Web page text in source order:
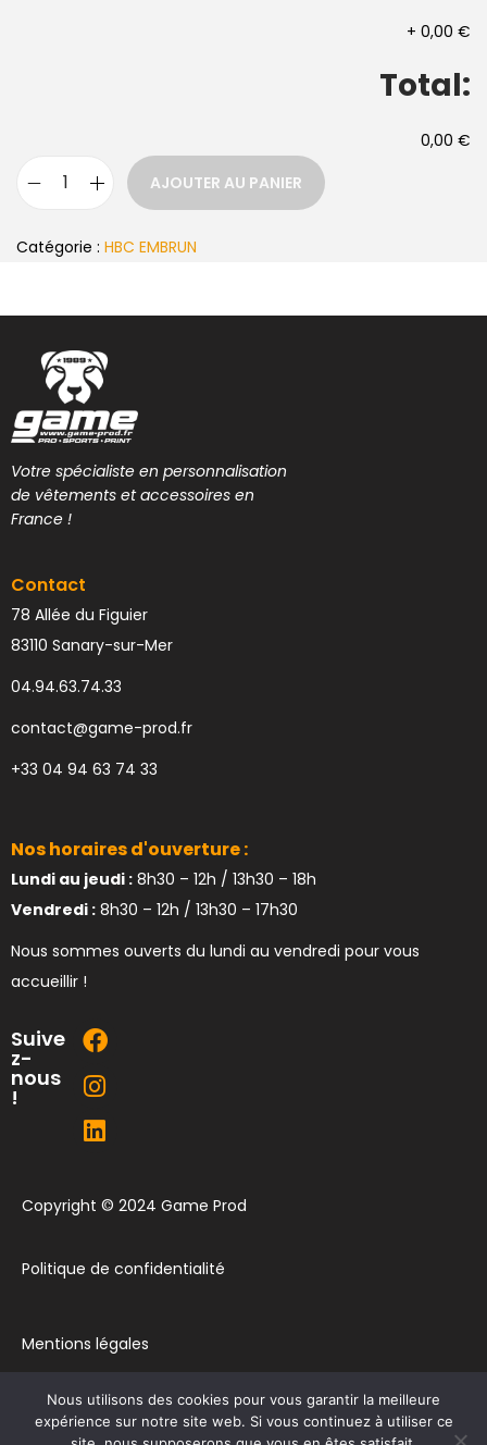
+ 0,00 €
Total:
0,00 €
AJOUTER AU PANIER
Catégorie : HBC EMBRUN
Votre spécialiste en personnalisation
de vêtements et accessoires en
France !
Contact
78 Allée du Figuier
83110 Sanary-sur-Mer
04.94.63.74.33
contact@game-prod.fr
+33 04 94 63 74 33
Nos horaires d'ouverture :
Lundi au jeudi : 8h30 – 12h / 13h30 – 18h
Vendredi : 8h30 – 12h / 13h30 – 17h30
Nous sommes ouverts du lundi au vendredi pour vous
accueillir !
Suive
z-
nous
!
Copyright © 2024 Game Prod
Politique de confidentialité
Mentions légales
Plan du site
Nous utilisons des cookies pour vous garantir la meilleure
expérience sur notre site web. Si vous continuez à utiliser ce